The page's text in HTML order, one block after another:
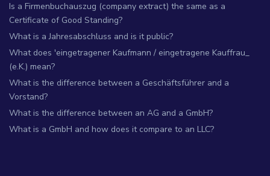
Is a Firmenbuchauszug (company extract) the same as a
Certificate of Good Standing?
What is a Jahresabschluss and is it public?
What does 'eingetragener Kaufmann / eingetragene Kauffrau_
(e.K.) mean?
What is the difference between a Geschäftsführer and a
Vorstand?
What is the difference between an AG and a GmbH?
What is a GmbH and how does it compare to an LLC?